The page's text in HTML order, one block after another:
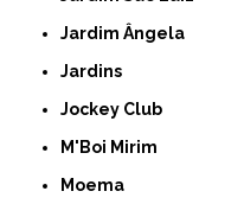
Jardim Ângela
Jardins
Jockey Club
M'Boi Mirim
Moema